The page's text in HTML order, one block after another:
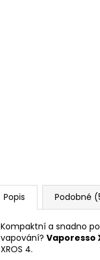
Popis Podobné
Kompaktní a snadno
vapování? Vaporesso
XROS 4.